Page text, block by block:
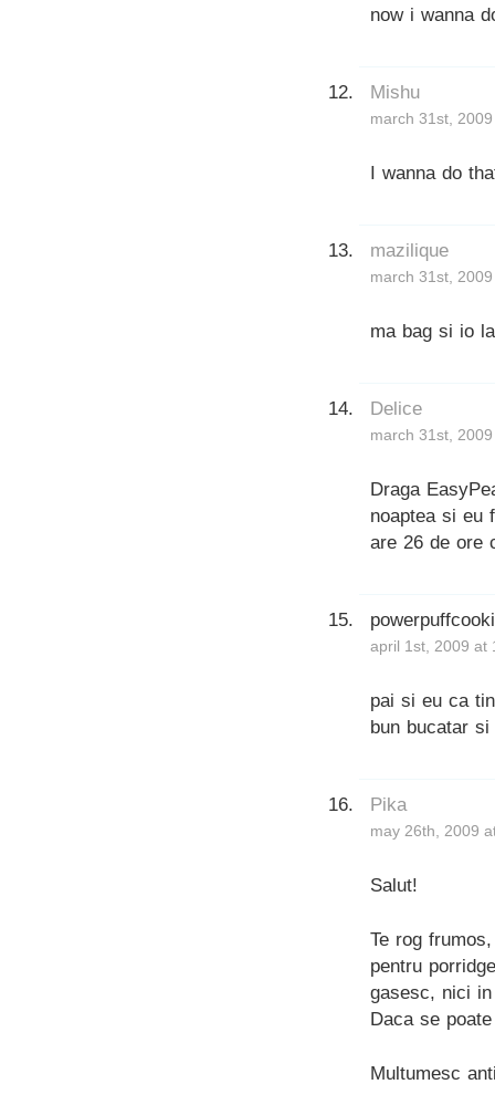
now i wanna
Mishu
march 31st,
I wanna do
mazilique
march 31st,
ma bag si io
Delice
march 31st,
Draga
noaptea si
are 26 de ore
april 1st, 2009 at
pai si eu ca
bun bucatar
Pika
may 26th, 2009
Salut!
Te rog
pentru
gasesc, nici
Daca se
Multumesc